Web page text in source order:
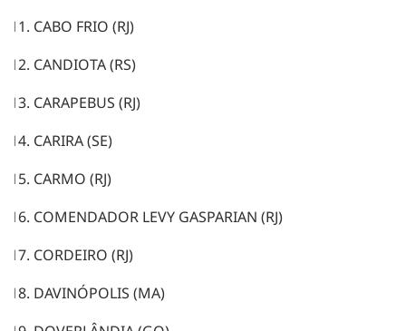
CABO FRIO (RJ)
CANDIOTA (RS)
CARAPEBUS (RJ)
CARIRA (SE)
CARMO (RJ)
COMENDADOR LEVY GASPARIAN (RJ)
CORDEIRO (RJ)
DAVINÓPOLIS (MA)